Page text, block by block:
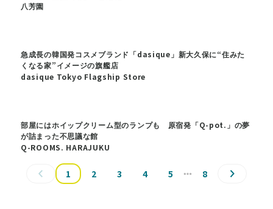
八芳園
急成長の韓国発コスメブランド「dasique」新大久保に“住みた
くなる家”イメージの旗艦店
dasique Tokyo Flagship Store
部屋にはホイップクリーム型のランプも 原宿発「Q-pot.」の夢
が詰まった不思議な館
Q-ROOMS. HARAJUKU
1 2 3 4 5 8